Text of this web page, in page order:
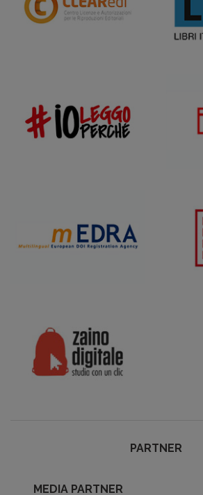
PARTNER
MEDIA PARTNER